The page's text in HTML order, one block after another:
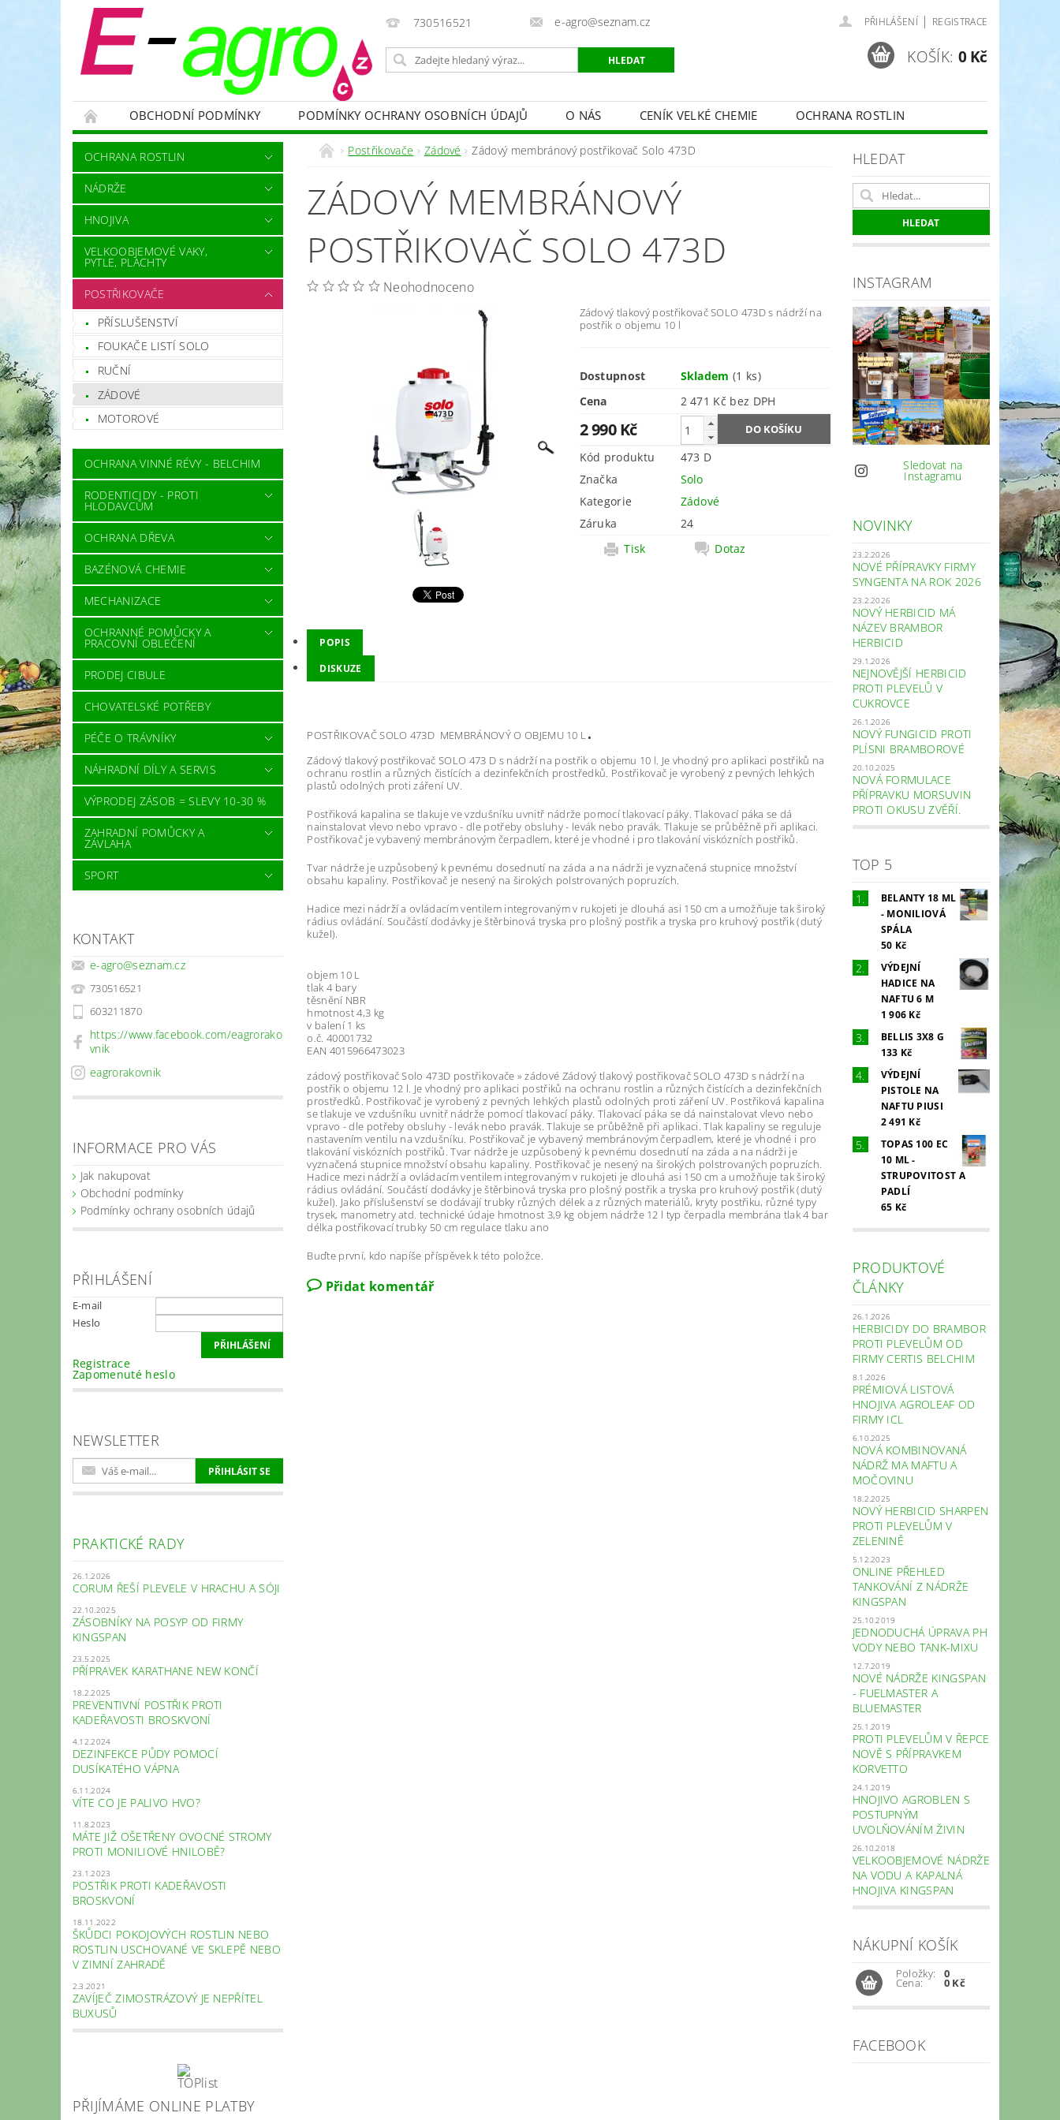
730516521 e-agro@seznam.cz PŘIHLÁŠENÍ | REGISTRACE
KOŠÍK: 0 Kč
OBCHODNÍ PODMÍNKY PODMÍNKY OCHRANY OSOBNÍCH ÚDAJŮ O NÁS CENÍK VELKÉ CHEMIE
OCHRANA ROSTLIN
NÁDRŽE
HNOJIVA VELKOOBJEMOVÉ VAKY, PYTLE, PLACHTY POSTŘIKOVAČE
OCHRANA VINNÉ RÉVY - BELCHIM
RODENTICIDY - PROTI HLODAVCŮM
OCHRANNÉ POMŮCKY A PRACOVNÍ OBLEČENÍ
PRODEJ CIBULE CHOVATELSKÉ POTŘEBY
NÁHRADNÍ DÍLY A SERVIS
VÝPRODEJ ZÁSOB = SLEVY 10-30 % ZAHRADNÍ POMŮCKY A ZÁVLAHA
OCHRANA ROSTLIN
NÁDRŽE
HNOJIVA
VELKOOBJEMOVÉ VAKY,
PYTLE, PLACHTY
POSTŘIKOVAČE
PŘÍSLUŠENSTVÍ
FOUKAČE LISTÍ SOLO
RUČNÍ
ZÁDOVÉ
MOTOROVÉ
OCHRANA VINNÉ RÉVY - BELCHIM
RODENTICIDY - PROTI
HLODAVCŮM
OCHRANA DŘEVA
BAZÉNOVÁ CHEMIE
MECHANIZACE
OCHRANNÉ POMŮCKY A
PRACOVNÍ OBLEČENÍ
PRODEJ CIBULE
CHOVATELSKÉ POTŘEBY
PÉČE O TRÁVNÍKY
NÁHRADNÍ DÍLY A SERVIS
VÝPRODEJ ZÁSOB = SLEVY 10-30 %
ZAHRADNÍ POMŮCKY A
ZÁVLAHA
SPORT
KONTAKT
e-agro@seznam.cz
730516521
603211870
https://www.facebook.com/eagrorako
vnik
eagrorakovnik
INFORMACE PRO VÁS
Jak nakupovat
Obchodní podmínky
Podmínky ochrany osobních údajů
PŘIHLÁŠENÍ
E-mail
Heslo
Registrace
Zapomenuté heslo
NEWSLETTER
PRAKTICKÉ RADY
26.1.2026
CORUM ŘEŠÍ PLEVELE V HRACHU A SÓJI
22.10.2025
ZÁSOBNÍKY NA POSYP OD FIRMY
KINGSPAN
23.5.2025
PŘÍPRAVEK KARATHANE NEW KONČÍ
18.2.2025
PREVENTIVNÍ POSTŘIK PROTI
KADEŘAVOSTI BROSKVONÍ
4.12.2024
DEZINFEKCE PŮDY POMOCÍ
DUSÍKATÉHO VÁPNA
6.11.2024
VÍTE CO JE PALIVO HVO?
11.8.2023
MÁTE JIŽ OŠETŘENY OVOCNÉ STROMY
PROTI MONILIOVÉ HNILOBĚ?
23.1.2023
POSTŘIK PROTI KADEŘAVOSTI
BROSKVONÍ
18.11.2022
ŠKŮDCI POKOJOVÝCH ROSTLIN NEBO
ROSTLIN USCHOVANÉ VE SKLEPĚ NEBO
V ZIMNÍ ZAHRADĚ
2.3.2021
ZAVÍJEČ ZIMOSTRÁZOVÝ JE NEPŘÍTEL
BUXUSŮ
PŘIJÍMÁME ONLINE PLATBY
Postřikovače Zádové Zádový membránový postřikovač Solo 473D
ZÁDOVÝ MEMBRÁNOVÝ
POSTŘIKOVAČ SOLO 473D
Neohodnoceno
Zádový tlakový postřikovač SOLO 473D s nádrží na
postřik o objemu 10 l
Dostupnost Skladem(1 ks)
Cena
2 471 Kč bez DPH
2 990 Kč
Kód produktu
473 D
Značka
Solo
Kategorie
Zádové
Záruka
24
Tisk
Dotaz
POPIS
DISKUZE
POSTŘIKOVAČ SOLO 473D MEMBRÁNOVÝ O OBJEMU 10 L.
Zádový tlakový postřikovač SOLO 473 D s nádrží na postřik o objemu 10 l. Je vhodný pro aplikaci postřiků na
ochranu rostlin a různých čistících a dezinfekčních prostředků. Postřikovač je vyrobený z pevných lehkých
plastů odolných proti záření UV.
Postřiková kapalina se tlakuje ve vzdušníku uvnitř nádrže pomocí tlakovací páky. Tlakovací páka se dá
nainstalovat vlevo nebo vpravo - dle potřeby obsluhy - levák nebo pravák. Tlakuje se průběžně při aplikaci.
Postřikovač je vybavený membránovým čerpadlem, které je vhodné i pro tlakování viskózních postřiků.
Tvar nádrže je uzpůsobený k pevnému dosednutí na záda a na nádrži je vyznačená stupnice množství
obsahu kapaliny. Postřikovač je nesený na širokých polstrovaných popruzích.
Hadice mezi nádrží a ovládacím ventilem integrovaným v rukojeti je dlouhá asi 150 cm a umožňuje tak široký
rádius ovládání. Součástí dodávky je štěrbinová tryska pro plošný postřik a tryska pro kruhový postřik (dutý
kužel).
objem 10 L
tlak 4 bary
těsnění NBR
hmotnost 4,3 kg
v balení 1 ks
o.č. 40001732
EAN 4015966473023
zádový postřikovač Solo 473D postřikovače » zádové Zádový tlakový postřikovač SOLO 473D s nádrží na
postřik o objemu 12 l. Je vhodný pro aplikaci postřiků na ochranu rostlin a různých čistících a dezinfekčních
prostředků. Postřikovač je vyrobený z pevných lehkých plastů odolných proti záření UV. Postřiková kapalina
se tlakuje ve vzdušníku uvnitř nádrže pomocí tlakovací páky. Tlakovací páka se dá nainstalovat vlevo nebo
vpravo - dle potřeby obsluhy - levák nebo pravák. Tlakuje se průběžně při aplikaci. Tlak kapaliny se reguluje
nastavením ventilu na vzdušníku. Postřikovač je vybavený membránovým čerpadlem, které je vhodné i pro
tlakování viskózních postřiků. Tvar nádrže je uzpůsobený k pevnému dosednutí na záda a na nádrži je
vyznačená stupnice množství obsahu kapaliny. Postřikovač je nesený na širokých polstrovaných popruzích.
Hadice mezi nádrží a ovládacím ventilem integrovaným v rukojeti je dlouhá asi 150 cm a umožňuje tak široký
rádius ovládání. Součástí dodávky je štěrbinová tryska pro plošný postřik a tryska pro kruhový postřik (dutý
kužel). Jako příslušenství se dodávají trubky různých délek a z různých materiálů, kryty postřiku, různé typy
trysek, manometry atd. technické údaje hmotnost 3,9 kg objem nádrže 12 l typ čerpadla membrána tlak 4 bar
délka postřikovací trubky 50 cm regulace tlaku ano
Buďte první, kdo napíše příspěvek k této položce.
Přidat komentář
HLEDAT
INSTAGRAM
Sledovat na
Instagramu
NOVINKY
23.2.2026
NOVÉ PŘÍPRAVKY FIRMY
SYNGENTA NA ROK 2026
23.2.2026
NOVÝ HERBICID MÁ
NÁZEV BRAMBOR
HERBICID
29.1.2026
NEJNOVĚJŠÍ HERBICID
PROTI PLEVELŮ V
CUKROVCE
26.1.2026
NOVÝ FUNGICID PROTI
PLÍSNI BRAMBOROVÉ
20.10.2025
NOVÁ FORMULACE
PŘÍPRAVKU MORSUVIN
PROTI OKUSU ZVĚŘÍ.
TOP 5
BELANTY 18 ML
- MONILIOVÁ
SPÁLA
50 Kč
VÝDEJNÍ
HADICE NA
NAFTU 6 M
1 906 Kč
BELLIS 3X8 G
133 Kč
VÝDEJNÍ
PISTOLE NA
NAFTU PIUSI
2 491 Kč
TOPAS 100 EC
10 ML -
STRUPOVITOST A
PADLÍ
65 Kč
PRODUKTOVÉ
ČLÁNKY
26.1.2026
HERBICIDY DO BRAMBOR
PROTI PLEVELŮM OD
FIRMY CERTIS BELCHIM
8.1.2026
PRÉMIOVÁ LISTOVÁ
HNOJIVA AGROLEAF OD
FIRMY ICL
6.10.2025
NOVÁ KOMBINOVANÁ
NÁDRŽ MA MAFTU A
MOČOVINU
18.2.2025
NOVÝ HERBICID SHARPEN
PROTI PLEVELŮM V
ZELENINĚ
5.12.2023
ONLINE PŘEHLED
TANKOVÁNÍ Z NÁDRŽE
KINGSPAN
25.10.2019
JEDNODUCHÁ ÚPRAVA PH
VODY NEBO TANK-MIXU
12.7.2019
NOVÉ NÁDRŽE KINGSPAN
- FUELMASTER A
BLUEMASTER
25.1.2019
PROTI PLEVELŮM V ŘEPCE
NOVĚ S PŘÍPRAVKEM
KORVETTO
24.1.2019
HNOJIVO AGROBLEN S
POSTUPNÝM
UVOLŇOVÁNÍM ŽIVIN
26.10.2018
VELKOOBJEMOVÉ NÁDRŽE
NA VODU A KAPALNÁ
HNOJIVA KINGSPAN
NÁKUPNÍ KOŠÍK
Položky:
Cena:
0
0 Kč
FACEBOOK